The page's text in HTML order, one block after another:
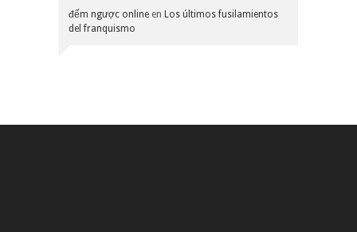
đếm ngược online en Los últimos fusilamientos
del franquismo